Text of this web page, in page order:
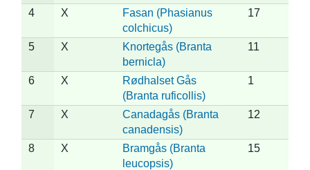
4 X
Fasan (Phasianus
colchicus)
17
5 X
Knortegås (Branta
bernicla)
11
6 X
Rødhalset Gås
(Branta ruficollis)
1
7 X
Canadagås (Branta
canadensis)
12
8 X
Bramgås (Branta
leucopsis)
15